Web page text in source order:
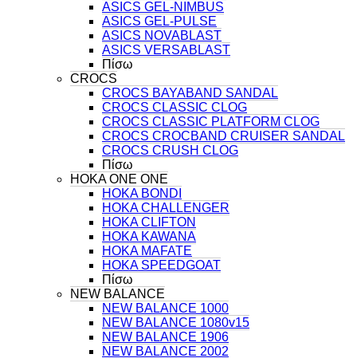
ASICS GEL-NIMBUS
ASICS GEL-PULSE
ASICS NOVABLAST
ASICS VERSABLAST
Πίσω
CROCS
CROCS BAYABAND SANDAL
CROCS CLASSIC CLOG
CROCS CLASSIC PLATFORM CLOG
CROCS CROCBAND CRUISER SANDAL
CROCS CRUSH CLOG
Πίσω
HOKA ONE ONE
HOKA BONDI
HOKA CHALLENGER
HOKA CLIFTON
HOKA KAWANA
HOKA MAFATE
HOKA SPEEDGOAT
Πίσω
NEW BALANCE
NEW BALANCE 1000
NEW BALANCE 1080v15
NEW BALANCE 1906
NEW BALANCE 2002